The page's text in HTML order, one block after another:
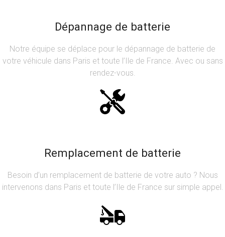
Dépannage de batterie
Notre équipe se déplace pour le dépannage de batterie de
votre véhicule dans Paris et toute l’Ile de France. Avec ou sans
rendez-vous.
Remplacement de batterie
Besoin d’un remplacement de batterie de votre auto ? Nous
intervenons dans Paris et toute l’Ile de France sur simple appel.